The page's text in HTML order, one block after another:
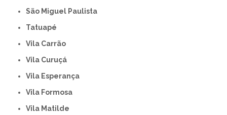
São Miguel Paulista
Tatuapé
Vila Carrão
Vila Curuçá
Vila Esperança
Vila Formosa
Vila Matilde